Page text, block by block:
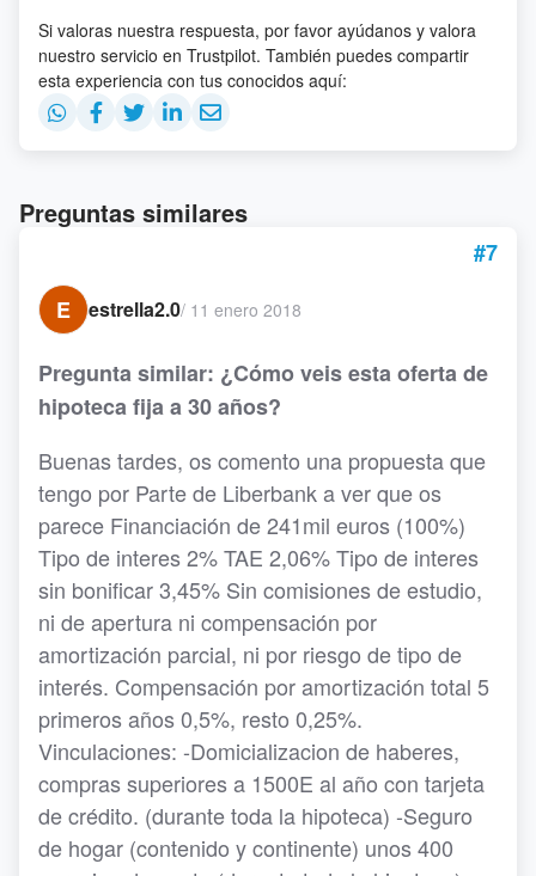
Si valoras nuestra respuesta, por favor ayúdanos y valora
nuestro servicio en Trustpilot. También puedes compartir
esta experiencia con tus conocidos aquí:
Preguntas similares
#7
E
estrella2.0/ 11 enero 2018
Pregunta similar: ¿Cómo veis esta oferta de
hipoteca fija a 30 años?
Buenas tardes, os comento una propuesta que
tengo por Parte de Liberbank a ver que os
parece Financiación de 241mil euros (100%)
Tipo de interes 2% TAE 2,06% Tipo de interes
sin bonificar 3,45% Sin comisiones de estudio,
ni de apertura ni compensación por
amortización parcial, ni por riesgo de tipo de
interés. Compensación por amortización total 5
primeros años 0,5%, resto 0,25%.
Vinculaciones: -Domicializacion de haberes,
compras superiores a 1500E al año con tarjeta
de crédito. (durante toda la hipoteca) -Seguro
de hogar (contenido y continente) unos 400